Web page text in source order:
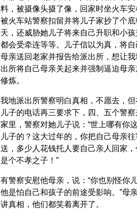
料，被摄像头摄了像，回家时坐火车安
被火车站警察扣留并将儿子家抄了个底
天，还威胁她儿子将来自己升职和小孩
都会受牵连等等。儿子信以为真，将自
母亲送回老家并报告给派出所，想让我
出所将自己母亲关起来并强制逼迫母亲
修炼。
我地派出所警察明白真相，不愿去，但
儿子的电话再三要求下，四、五个警
家里，警察对她儿子说：“世上哪有你
儿子的？这大过年的，你把自己母亲
送，多少人花钱托人要自己亲人回家，
是个不孝之子！”
有警察安慰他母亲，说：“你也别怪你
他是怕自己和孩子的前途受影响。”母
讲真相，他们都笑着离开了。